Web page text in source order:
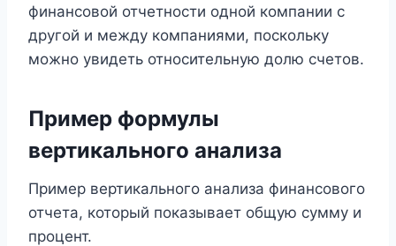
финансовой отчетности одной компании с
другой и между компаниями, поскольку
можно увидеть относительную долю счетов.
Пример формулы
вертикального анализа
Пример вертикального анализа финансового
отчета, который показывает общую сумму и
процент.